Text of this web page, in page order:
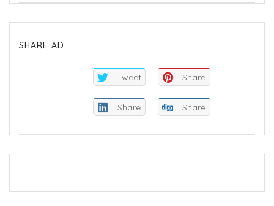
SHARE AD:
Tweet Share
Share Share